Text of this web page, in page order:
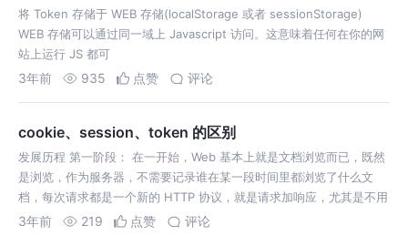
将 Token 存储于 WEB 存储(localStorage 或者 sessionStorage)
WEB 存储可以通过同一域上 Javascript 访问。这意味着任何在你的网
站上运行 JS 都可
3年前 935 点赞 评论
cookie、session、token 的区别
发展历程 第一阶段： 在一开始，Web 基本上就是文档浏览而已，既然
是浏览，作为服务器，不需要记录谁在某一段时间里都浏览了什么文
档，每次请求都是一个新的 HTTP 协议，就是请求加响应，尤其是不用
记住
3年前 219 点赞 评论